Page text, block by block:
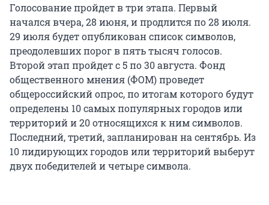
Голосование пройдет в три этапа. Первый
начался вчера, 28 июня, и продлится по 28 июля.
29 июля будет опубликован список символов,
преодолевших порог в пять тысяч голосов.
Второй этап пройдет с 5 по 30 августа. Фонд
общественного мнения (ФОМ) проведет
общероссийский опрос, по итогам которого будут
определены 10 самых популярных городов или
территорий и 20 относящихся к ним символов.
Последний, третий, запланирован на сентябрь. Из
10 лидирующих городов или территорий выберут
двух победителей и четыре символа.